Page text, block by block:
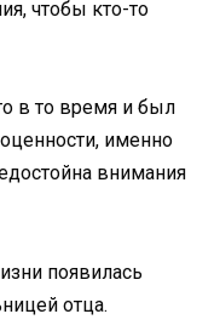
чтобы кто-то
в то время и был
именно
внимания
появилась
отца.